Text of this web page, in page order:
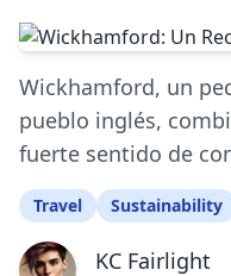
Wickhamford, un
pueblo inglés,
fuerte sentido de
Travel Sustainability
KC Fairlight